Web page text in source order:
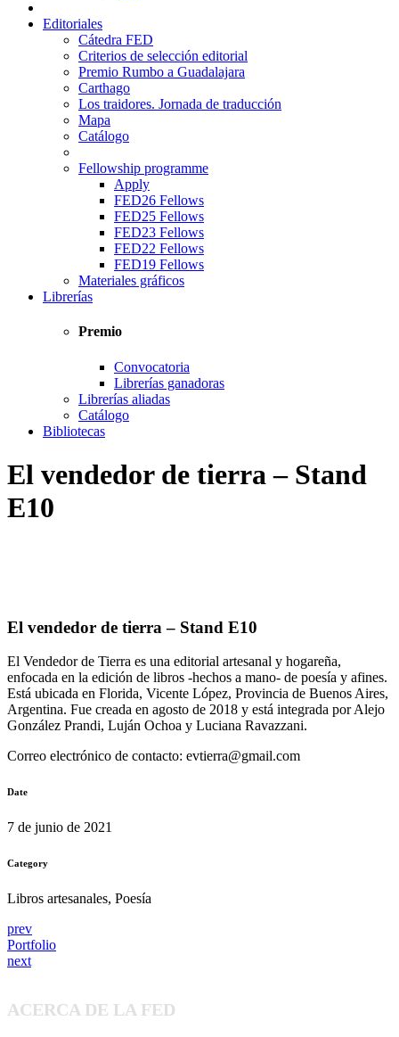
Editoriales
Cátedra FED
Criterios de selección editorial
Premio Rumbo a Guadalajara
Carthago
Los traidores. Jornada de traducción
Mapa
Catálogo
Fellowship programme
Apply
FED26 Fellows
FED25 Fellows
FED23 Fellows
FED22 Fellows
FED19 Fellows
Materiales gráficos
Librerías
Premio
Convocatoria
Librerías ganadoras
Librerías aliadas
Catálogo
Bibliotecas
El vendedor de tierra – Stand
E10
El vendedor de tierra – Stand E10
El Vendedor de Tierra es una editorial artesanal y hogareña,
enfocada en la edición de libros -hechos a mano- de poesía y afines.
Está ubicada en Florida, Vicente López, Provincia de Buenos Aires,
Argentina. Fue creada en agosto de 2018 y está integrada por Alejo
González Prandi, Luján Ochoa y Luciana Ravazzani.
Correo electrónico de contacto: evtierra@gmail.com
Date
7 de junio de 2021
Category
Libros artesanales, Poesía
prev
Portfolio
next
ACERCA DE LA FED